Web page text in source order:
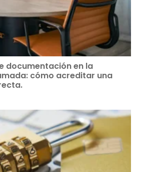
documentación en la
cómo acreditar una